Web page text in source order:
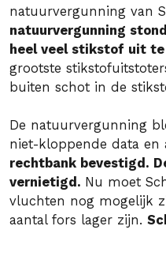
natuurvergunning van
natuurvergunning
heel veel stikstof uit
grootste
buiten schot in de
De natuurvergunning
niet-kloppende data en
rechtbank bevestigd.
vernietigd. Nu moet
vluchten nog mogelijk
aantal fors lager zijn.